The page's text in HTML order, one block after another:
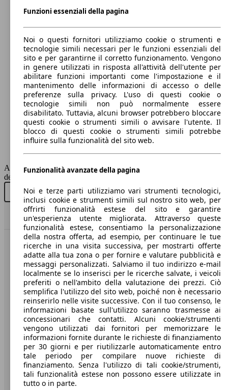
S7 Sportback 3.0 tdi mhev Sport Attitude
quattro 349cv tiptr
257 KW
(349 PS)
Ø
l/
S7 Sportback 3.0 tdi mhev quattro 344cv
S7 Sportback 3.0 tdi mhev quattro 349cv
tiptronic
257 KW
(349 PS)
Ø
l/
Berlina
Benzina
Model Version
Leistung
S7 Sportback 4.0 tfsi quattro s-tronic
331 KW
(450 PS)
Ø
l/
AutoScout24 non si assume alcuna responsabilità per la correttezza
dei dati.
Acquista nuovo
Acquista usato
Torna su
Benvenuti su AutoScout24, il mercato auto europeo.
Società
A proposito di AutoScout24
Stampa
Media
Condizioni generali
Informazioni
Privacy
Funzioni essenziali della pagina
Noi o questi fornitori utilizziamo cookie o strumenti e
tecnologie simili necessari per le funzioni essenziali del
sito e per garantirne il corretto funzionamento. Vengono
in genere utilizzati in risposta all'attività dell'utente per
abilitare funzioni importanti come l'impostazione e il
mantenimento delle informazioni di accesso o delle
preferenze sulla privacy. L'uso di questi cookie o
tecnologie simili non può normalmente essere
disabilitato. Tuttavia, alcuni browser potrebbero bloccare
questi cookie o strumenti simili o avvisare l'utente. Il
blocco di questi cookie o strumenti simili potrebbe
influire sulla funzionalità del sito web.
Funzionalità avanzate della pagina
Noi e terze parti utilizziamo vari strumenti tecnologici,
inclusi cookie e strumenti simili sul nostro sito web, per
offrirti funzionalità estese del sito e garantire
un'esperienza utente migliorata. Attraverso queste
funzionalità estese, consentiamo la personalizzazione
della nostra offerta, ad esempio, per continuare le tue
ricerche in una visita successiva, per mostrarti offerte
adatte alla tua zona o per fornire e valutare pubblicità e
messaggi personalizzati. Salviamo il tuo indirizzo e-mail
localmente se lo inserisci per le ricerche salvate, i veicoli
preferiti o nell'ambito della valutazione dei prezzi. Ciò
semplifica l'utilizzo del sito web, poiché non è necessario
reinserirlo nelle visite successive. Con il tuo consenso, le
informazioni basate sull'utilizzo saranno trasmesse ai
concessionari che contatti. Alcuni cookie/strumenti
vengono utilizzati dai fornitori per memorizzare le
informazioni fornite durante le richieste di finanziamento
per 30 giorni e per riutilizzarle automaticamente entro
tale periodo per compilare nuove richieste di
finanziamento. Senza l'utilizzo di tali cookie/strumenti,
tali funzionalità estese non possono essere utilizzate in
tutto o in parte.